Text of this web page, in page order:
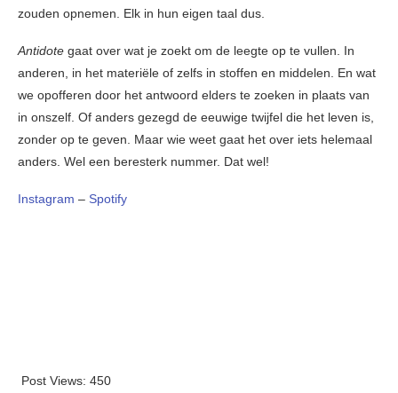
zouden opnemen. Elk in hun eigen taal dus.
Antidote gaat over wat je zoekt om de leegte op te vullen. In
anderen, in het materiële of zelfs in stoffen en middelen. En wat
we opofferen door het antwoord elders te zoeken in plaats van
in onszelf. Of anders gezegd de eeuwige twijfel die het leven is,
zonder op te geven. Maar wie weet gaat het over iets helemaal
anders. Wel een beresterk nummer. Dat wel!
Instagram – Spotify
Post Views: 450